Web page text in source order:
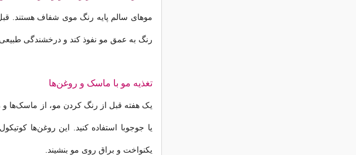
موهای سالم پایه رنگ موی شفاف هستند. قبل
رنگ به عمق مو نفوذ کند و درخشندگی طبیعی
تغذیه مو با ماسک و روغن‌ها
یک هفته قبل از رنگ کردن مو، از ماسک‌ها و
یا جوجوبا استفاده کنید. این روغن‌ها
یکنواخت و براق روی مو بنشیند.